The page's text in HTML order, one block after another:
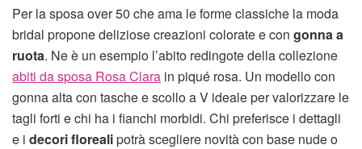
Per la sposa over 50 che ama le forme classiche la moda
bridal propone deliziose creazioni colorate e con gonna a
ruota. Ne è un esempio l’abito redingote della collezione
abiti da sposa Rosa Clara in piqué rosa. Un modello con
gonna alta con tasche e scollo a V ideale per valorizzare le
tagli forti e chi ha i fianchi morbidi. Chi preferisce i dettagli
e i decori florealipotrà scegliere novità con base nude o